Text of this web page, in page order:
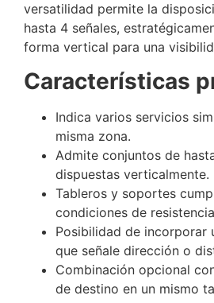
versatilidad permite la
hasta 4 señales,
forma vertical para una
Características
Indica varios servicios
misma zona.
Admite conjuntos de
dispuestas verticalmente.
Tableros y soportes
condiciones de
Posibilidad de incorporar
que señale dirección o
Combinación opcional
de destino en un mismo